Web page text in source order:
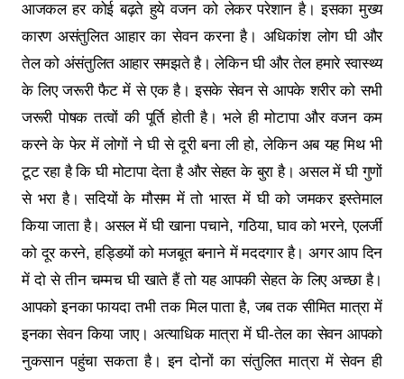
आजकल हर कोई बढ़ते हुये वजन को लेकर परेशान है। इसका मुख्य
कारण असंतुलित आहार का सेवन करना है। अधिकांश लोग घी और
तेल को अंसंतुलित आहार समझते है। लेकिन घी और तेल हमारे स्वास्थ्य
के लिए जरूरी फैट में से एक है। इसके सेवन से आपके शरीर को सभी
जरूरी पोषक तत्वों की पूर्ति होती है। भले ही मोटापा और वजन कम
करने के फेर में लोगों ने घी से दूरी बना ली हो, लेकिन अब यह मिथ भी
टूट रहा है कि घी मोटापा देता है और सेहत के बुरा है। असल में घी गुणों
से भरा है। सदियों के मौसम में तो भारत में घी को जमकर इस्तेमाल
किया जाता है। असल में घी खाना पचाने, गठिया, घाव को भरने, एलर्जी
को दूर करने, हड्डियों को मजबूत बनाने में मददगार है। अगर आप दिन
में दो से तीन चम्मच घी खाते हैं तो यह आपकी सेहत के लिए अच्छा है।
आपको इनका फायदा तभी तक मिल पाता है, जब तक सीमित मात्रा में
इनका सेवन किया जाए। अत्याधिक मात्रा में घी-तेल का सेवन आपको
नुकसान पहुंचा सकता है। इन दोनों का संतुलित मात्रा में सेवन ही